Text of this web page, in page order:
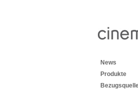
News
Produkte